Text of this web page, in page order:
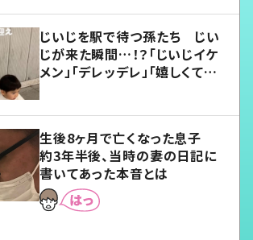
じいじを駅で待つ孫たち じい
じが来た瞬間…！？「じいじイケ
メン」「デレッデレ」「嬉しくて可
生後8ヶ月で亡くなった息子
約3年半後、当時の妻の日記に
書いてあった本音とは